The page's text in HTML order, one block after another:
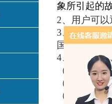
象所引起的
2、用户可
3、用户在
国家适用法
4、在保修期
（
）由于
（
）由于
（
）由于